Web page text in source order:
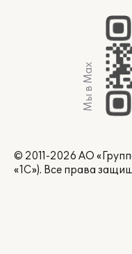
Мы в Max
© 2011-2026 АО
«1С»). Все права